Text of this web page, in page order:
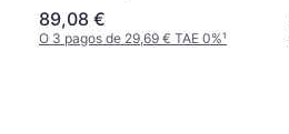
Maciza 120x190 cm
89,08 €
O 3 pagos de 29,69 € TAE 0%¹